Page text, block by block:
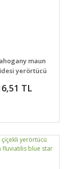
maun
yerörtücü
TL